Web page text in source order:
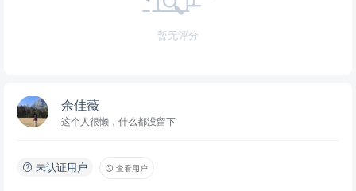
年 月 日 前支付。 第二次支付时间为： 年 月 日 前支
付。 依此类推。 乙方 户名： 账号： 开户行： 除非特别
有关费用正常结算到天；甲方应负责将乙方车辆恢复到代理期限开始
之前的状态（费用由甲方自行承担），但无需承担其它违约责任。 乙
车辆恢复到代理期限之前的状态；同时乙方应向甲方承担违约金。违
约金等于： 。 如乙方车辆转让、主体变更等事宜造成合同不
暂无评分
余佳薇
这个人很懒，什么都没留下
未认证用户 查看用户